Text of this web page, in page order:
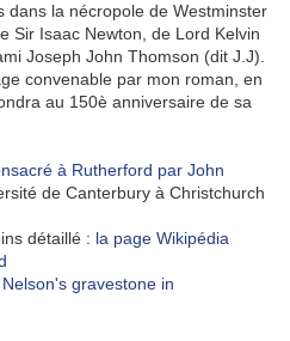
dans la nécropole de Westminster
Sir Isaac Newton, de Lord Kelvin
Joseph John Thomson (dit J.J).
convenable par mon roman, en
au 150è anniversaire de sa
à Rutherford par John
de Canterbury à Christchurch
détaillé : la page Wikipédia